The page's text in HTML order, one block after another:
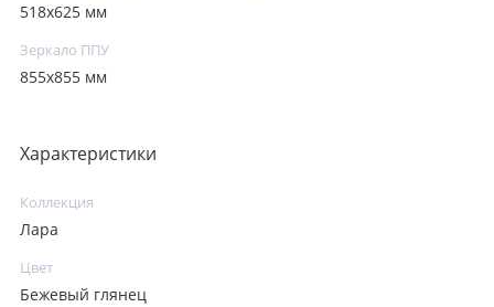
518x625 мм
Зеркало ППУ
855x855 мм
Характеристики
Коллекция
Лара
Цвет
Бежевый глянец